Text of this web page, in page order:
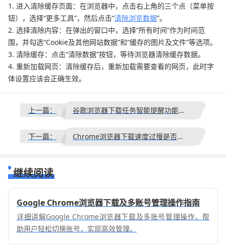
1. 进入清除缓存页面：在浏览器中，点击右上角的三个点（菜单按
钮），选择“更多工具”，然后点击“清除浏览数据”。
2. 选择清除内容：在弹出的窗口中，选择“所有时间”作为时间范
围，并勾选“Cookie及其他网站数据”和“缓存的图片及文件”等选项。
3. 清除缓存：点击“清除数据”按钮，等待浏览器清除缓存数据。
4. 重新加载网页：清除缓存后，重新加载需要查看的网页，此时字
体设置应该会正确生效。
上一篇： 谷歌浏览器下载任务智能提醒功能设置
下一篇： Chrome浏览器下载速度过慢是否与插件有关
继续阅读
Google Chrome浏览器下载及多账号管理操作指南
详细讲解Google Chrome浏览器下载及多账号管理操作，帮
助用户轻松切换账号，实现高效管理。